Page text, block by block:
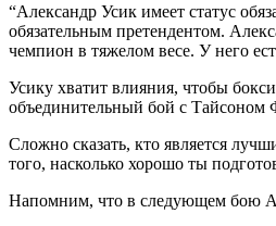
“Александр Усик имеет статус
обязательным претендентом.
чемпион в тяжелом весе. У него
Усику хватит влияния, чтобы
объединительный бой с Тайсоном
Сложно сказать, кто является
того, насколько хорошо ты
Напомним, что в следующем бою